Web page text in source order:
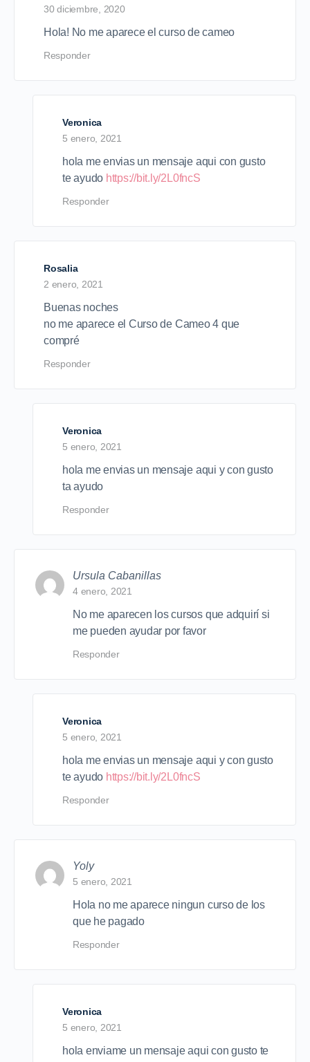
30 diciembre, 2020
Hola! No me aparece el curso de cameo
Responder
Veronica
5 enero, 2021
hola me envias un mensaje aqui con gusto
te ayudo https://bit.ly/2L0fncS
Responder
Rosalia
2 enero, 2021
Buenas noches
no me aparece el Curso de Cameo 4 que
compré
Responder
Veronica
5 enero, 2021
hola me envias un mensaje aqui y con gusto
ta ayudo
Responder
Ursula Cabanillas
4 enero, 2021
No me aparecen los cursos que adquirí si
me pueden ayudar por favor
Responder
Veronica
5 enero, 2021
hola me envias un mensaje aqui y con gusto
te ayudo https://bit.ly/2L0fncS
Responder
Yoly
5 enero, 2021
Hola no me aparece ningun curso de los
que he pagado
Responder
Veronica
5 enero, 2021
hola enviame un mensaje aqui con gusto te